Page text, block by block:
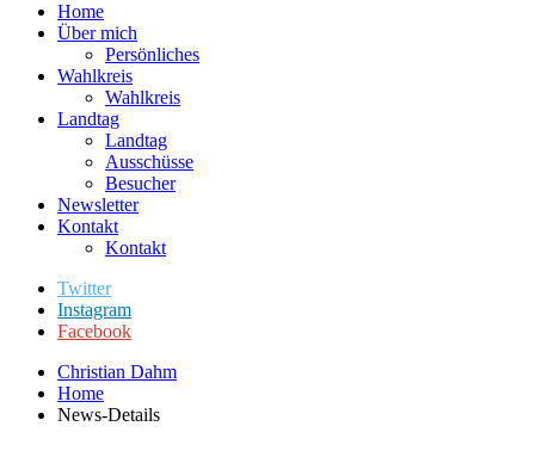
Home
Über mich
Persönliches
Wahlkreis
Wahlkreis
Landtag
Landtag
Ausschüsse
Besucher
Newsletter
Kontakt
Kontakt
Twitter
Instagram
Facebook
Christian Dahm
Home
News-Details